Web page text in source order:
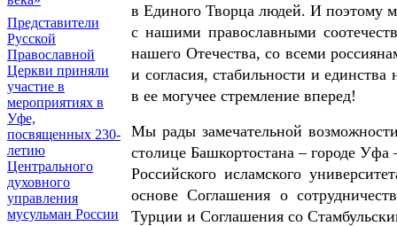
Представители
Русской
Православной
Церкви приняли
участие в
мероприятиях в
Уфе,
посвященных 230-
летию
Центрального
духовного
управления
мусульман России
в Единого Творца людей. И поэтому
с нашими православными
нашего Отечества, со всеми
и согласия, стабильности и
в ее могучее стремление вперед!
Мы рады замечательной
столице Башкортостана – городе
Российского исламского
основе Соглашения о
Турции и Соглашения со